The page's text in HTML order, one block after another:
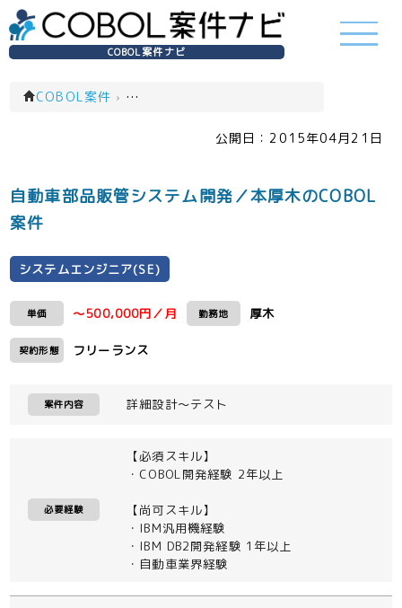
COBOL案件ナビ
COBOL案件 › システムエンジニア(SE)(一覧)
公開日： 2015年04月21日
自動車部品販管システム開発／本厚木のCOBOL
案件
システムエンジニア(SE)
単価 ～500,000円／月 勤務地 厚木
契約形態 フリーランス
案件内容 詳細設計～テスト
必要経験
【必須スキル】
・COBOL開発経験 2年以上
【尚可スキル】
・IBM汎用機経験
・IBM DB2開発経験 1年以上
・自動車業界経験